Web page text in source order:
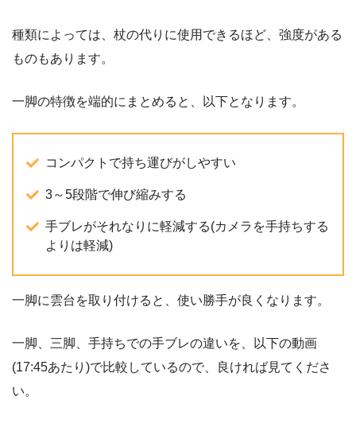
種類によっては、杖の代りに使用できるほど、強度がある
ものもあります。
一脚の特徴を端的にまとめると、以下となります。
コンパクトで持ち運びがしやすい
3～5段階で伸び縮みする
手ブレがそれなりに軽減する(カメラを手持ちする
よりは軽減)
一脚に雲台を取り付けると、使い勝手が良くなります。
一脚、三脚、手持ちでの手ブレの違いを、以下の動画
(17:45あたり)で比較しているので、良ければ見てくださ
い。